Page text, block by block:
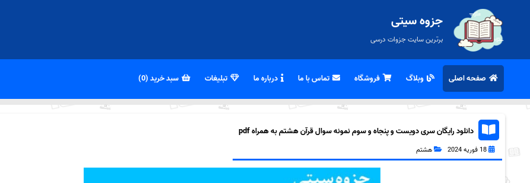
جزوه سیتی
برترین سایت جزوات درسی
صفحه اصلی وبلاگ فروشگاه تماس با ما درباره ما تبلیغات سبد خرید (0)
دانلود رایگان سری دویست و پنجاه و سوم نمونه سوال قرآن هشتم به همراه pdf
18 فوریه 2024 هشتم